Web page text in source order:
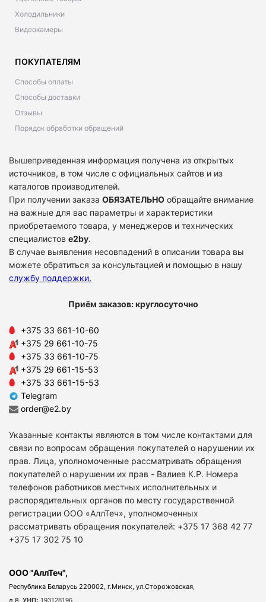
Холодильники
Видеокамеры
ПОКУПАТЕЛЯМ
Способы оплаты
Способы доставки
Отзывы
Порядок обработки обращений
Вышеприведенная информация получена из открытых
источников, в том числе с официальных сайтов и из
каталогов производителей.
При получении заказа ОБЯЗАТЕЛЬНО обращайте внимание
на важные для вас параметры и характеристики
приобретаемого товара, у менеджеров и технических
специалистов e2by.
В случае выявления несовпадений в описании товара вы
можете обратиться за консультацией и помощью в нашу
службу поддержки.
Приём заказов: круглосуточно
+375 33 661-10-60
+375 29 661-10-75
+375 33 661-10-75
+375 29 661-15-53
+375 33 661-15-53
Telegram
order@e2.by
Указанные контакты являются в том числе контактами для
связи по вопросам обращения покупателей о нарушении их
прав. Лица, уполномоченные рассматривать обращения
покупателей о нарушении их прав - Валиев К.Р. Номера
телефонов работников местных исполнительных и
распорядительных органов по месту государственной
регистрации ООО «АллТеч», уполномоченных
рассматривать обращения покупателей: +375 17 368 42 77
+375 17 302 75 10
ООО "АллТеч",
Республика Беларусь 220002, г.Минск, ул.Сторожовская,
д.8, УНП: 193128196.